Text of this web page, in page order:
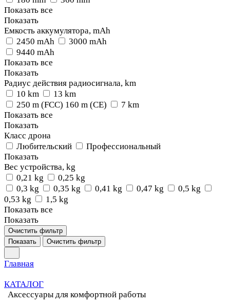
Показать все
Показать
Емкость аккумулятора, mAh
2450 mAh
3000 mAh
9440 mAh
Показать все
Показать
Радиус действия радиосигнала, km
10 km
13 km
250 m (FCC) 160 m (CE)
7 km
Показать все
Показать
Класс дрона
Любительский
Профессиональный
Показать
Вес устройства, kg
0,21 kg
0,25 kg
0,3 kg
0,35 kg 0,41 kg 0,47 kg
0,5 kg
0,53 kg
1,5 kg
Показать все
Показать
Очистить фильтр
Показать
Очистить фильтр
Главная
КАТАЛОГ
Аксессуары для комфортной работы